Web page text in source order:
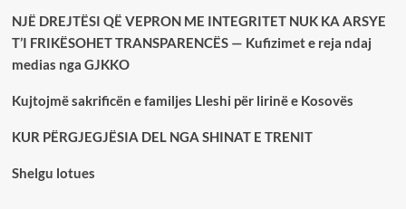
NJË DREJTËSI QË VEPRON ME INTEGRITET NUK KA ARSYE
T’I FRIKËSOHET TRANSPARENCËS — Kufizimet e reja ndaj
medias nga GJKKO
Kujtojmë sakrificën e familjes Lleshi për lirinë e Kosovës
KUR PËRGJEGJËSIA DEL NGA SHINAT E TRENIT
Shelgu lotues